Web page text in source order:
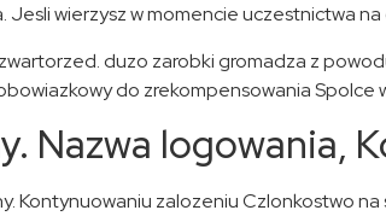
Jesli wierzysz w momencie uczestnictwa
duzo zarobki gromadza z
do zrekompensowania Spolce
Nazwa logowania,
Kontynuowaniu zalozeniu Czlonkostwo